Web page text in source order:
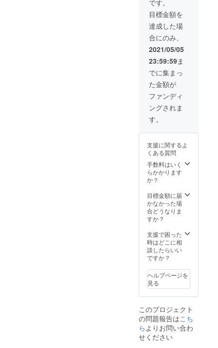
入くだ
さい。
ます。
試写会
は2021
年8月22
日
（日）
14:00〜
都内
で予定
してお
りま
す。
④Blu-
ray制作
ミー
ティン
グに参
だけま
す。 6
20時00
分～21
時30分
する仮
編集を
ご覧頂
いた上
でメン
バーと
カッ
ション
をして
いただ
きま
す。こ
のシー
す。 〇
コン
サート
映像の
完成試
写会に
ご招待
しま
す。
THE
LEGEN
Dメン
バーの
制作秘
イベン
トと共
に、コ
ンサー
ト映像
をお楽
ます。
〇当日
格メン
た写真
をベー
スにあ
なただ
リジナ
トブッ
クを制
作しお
届けし
ます。
全
24P、
てお送
りしま
す。 〇
LEGEN
D15周
コン
サート
エンド
ロール
al
コー
ナー
に、あ
なたの
お名前
をお載
コン
サート
映像の
ご招待
しま
す。
THE
Dメン
制作秘
話など
イベン
トと共
に、コ
ンサー
rayディ
スクに
サイン
を入れ
てお送
す。
〇THE
LEGEN
D15周
年記念
コン
サート
ロール
【Speci
al
Thanks
】の
コー
なたの
お名前
をお載
コン
サート
映像の
完成試
ご招待
しま
す。
THE
Dメン
バーの
製作秘
話など
トーク
にあな
たの
メッ
セージ
とお名
前を掲
載！】
④【完
全手作
り。メ
ンバー
が作る
世界に1
背ス
ケース
をお届
け】 〇
THE
年記念
コン
サー
チャー
ドホー
ル公演
15周年
ンサー
ト「そ
れでも
世界は
い。」
のBlu-
rayディ
スクに
サイン
です。
目標金額を
達成した場
合にのみ、
2021/05/05
23:59:59ま
でに集まっ
た金額が
ファンディ
ングされま
す。
支援に関するよ
くある質問
手数料はいく
らかかります
か？
目標金額に届
かなかった場
合どうなりま
すか？
支援で困った
時はどこに相
談したらいい
ですか？
ヘルプページを
見る
このプロジェクト
の問題報告はこち
らよりお問い合わ
せください